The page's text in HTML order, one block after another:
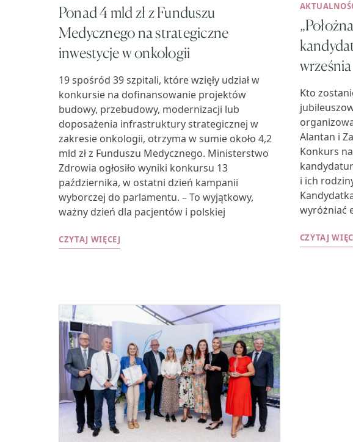
Ponad 4 mld zł z Funduszu
Medycznego na strategiczne
inwestycje w onkologii
19 spośród 39 szpitali, które wzięły udział w
konkursie na dofinansowanie projektów
budowy, przebudowy, modernizacji lub
doposażenia infrastruktury strategicznej w
zakresie onkologii, otrzyma w sumie około 4,2
mld zł z Funduszu Medycznego. Ministerstwo
Zdrowia ogłosiło wyniki konkursu 13
października, w ostatni dzień kampanii
wyborczej do parlamentu. – To wyjątkowy,
ważny dzień dla pacjentów i polskiej
CZYTAJ WIĘCEJ
września
Kto
Alantan i
Konkurs
i ich
wyróżniać
CZYTAJ